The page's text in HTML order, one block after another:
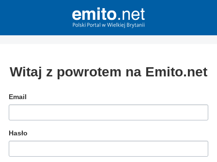
Witaj z powrotem na Emito.net
Email
Hasło